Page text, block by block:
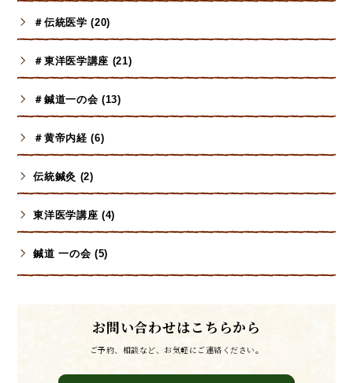
＃伝統医学 (20)
＃東洋医学講座 (21)
＃鍼道一の会 (13)
＃黄帝内経 (6)
伝統鍼灸 (2)
東洋医学講座 (4)
鍼道 一の会 (5)
お問い合わせはこちらから
ご予約、相談など、お気軽にご連絡ください。